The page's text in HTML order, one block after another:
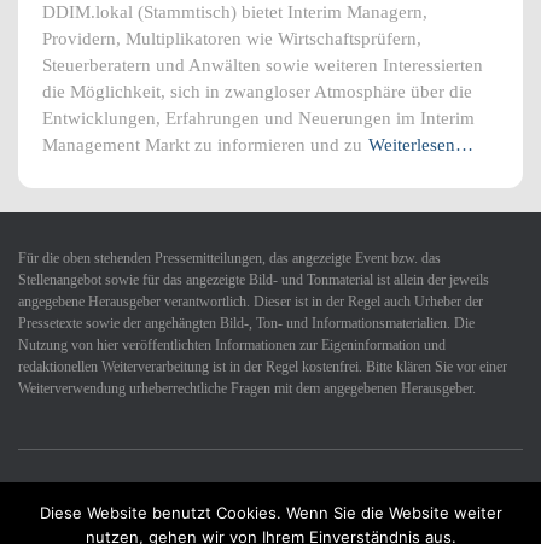
DDIM.lokal (Stammtisch) bietet Interim Managern,
Providern, Multiplikatoren wie Wirtschaftsprüfern,
Steuerberatern und Anwälten sowie weiteren Interessierten
die Möglichkeit, sich in zwangloser Atmosphäre über die
Entwicklungen, Erfahrungen und Neuerungen im Interim
Management Markt zu informieren und zu Weiterlesen…
Für die oben stehenden Pressemitteilungen, das angezeigte Event bzw. das
Stellenangebot sowie für das angezeigte Bild- und Tonmaterial ist allein der jeweils
angegebene Herausgeber verantwortlich. Dieser ist in der Regel auch Urheber der
Pressetexte sowie der angehängten Bild-, Ton- und Informationsmaterialien. Die
Nutzung von hier veröffentlichten Informationen zur Eigeninformation und
redaktionellen Weiterverarbeitung ist in der Regel kostenfrei. Bitte klären Sie vor einer
Weiterverwendung urheberrechtliche Fragen mit dem angegebenen Herausgeber.
Datenschutzerklärung Impressum Kontakt
Diese Website benutzt Cookies. Wenn Sie die Website weiter
nutzen, gehen wir von Ihrem Einverständnis aus.